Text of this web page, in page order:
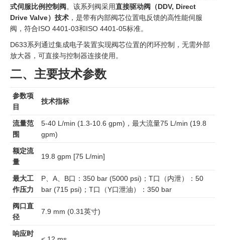
式伺服比例控制阀 。该系列阀采用直接驱动阀（DDV, Direct
Drive Valve）技术 ，是带有内部阀芯位置电反馈的高性能伺服
阀，符合ISO 4401-03和ISO 4401-05标准。
D633系列通过集成电子装置实现阀芯位置的闭环控制，无需外部
放大器，可直接与控制器连接使用。
二、主要技术参数
参数项
目
技术指标
流量范
围
5-40 L/min (1.3-10.6 gpm)，最大流量75 L/min (19.8
gpm)
额定流
量
19.8 gpm [75 L/min]
最大工
作压力
P、A、B口：350 bar (5000 psi)；T口（内泄）：50
bar (715 psi)；T口（Y口泄油）：350 bar
阀口直
径
7.9 mm (0.31英寸)
响应时